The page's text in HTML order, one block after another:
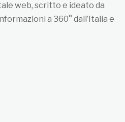
web, scritto e ideato da
a 360° dall’Italia e